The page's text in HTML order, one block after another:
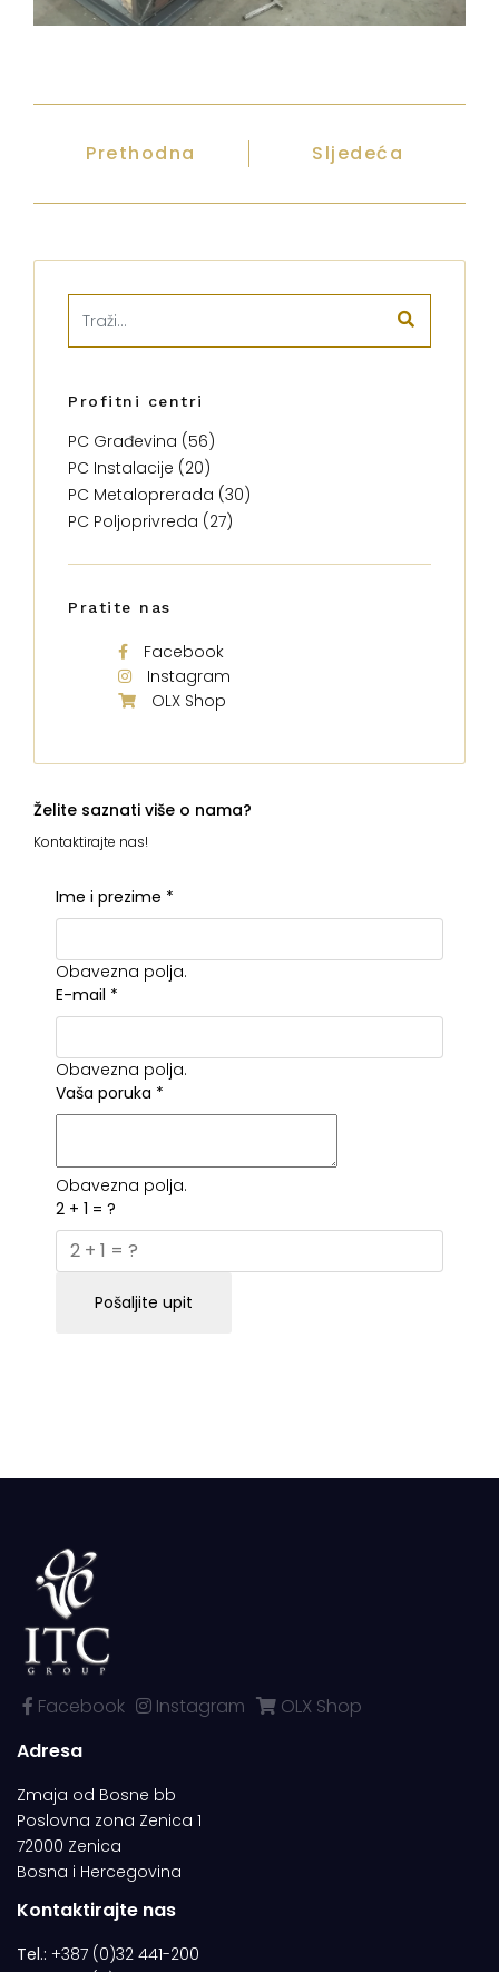
Prethodna Sljedeća
Profitni centri
PC Građevina (56)
PC Instalacije (20)
PC Metaloprerada (30)
PC Poljoprivreda (27)
Pratite nas
Facebook
Instagram
OLX Shop
Želite saznati više o nama?
Kontaktirajte nas!
Ime i prezime *
Obavezna polja.
E-mail *
Obavezna polja.
Vaša poruka *
Obavezna polja.
2 + 1 = ?
Pošaljite upit
Facebook Instagram
OLX Shop
Adresa
Zmaja od Bosne bb
Poslovna zona Zenica 1
72000 Zenica
Bosna i Hercegovina
Kontaktirajte nas
Tel.: +387 (0)32 441-200